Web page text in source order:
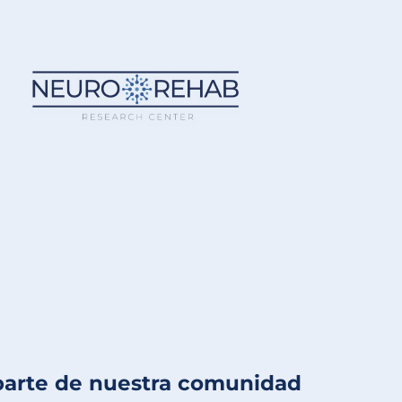
de nuestra comunidad